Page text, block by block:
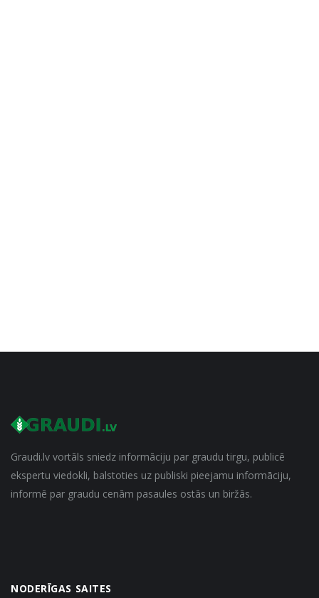
Graudi.lv vortāls sniedz informāciju par graudu tirgu, publicē
ekspertu viedokli, balstoties uz publiski pieejamu informāciju,
informē par graudu cenām pasaules ostās un biržās.
NODERĪGAS SAITES